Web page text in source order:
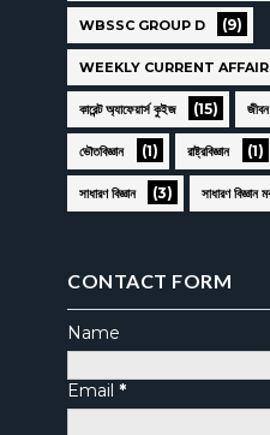
WBSSC GROUP D (9)
WEEKLY CURRENT
কারেন্ট অ্যাফেয়ার্স কুইজ (15) জীবন
ভৌতবিজ্ঞান (1) রাষ্ট্রবিজ্ঞান (1)
সাধারণ বিজ্ঞান (3) সাধারণ বিজ্ঞান
CONTACT FORM
Name
Email *